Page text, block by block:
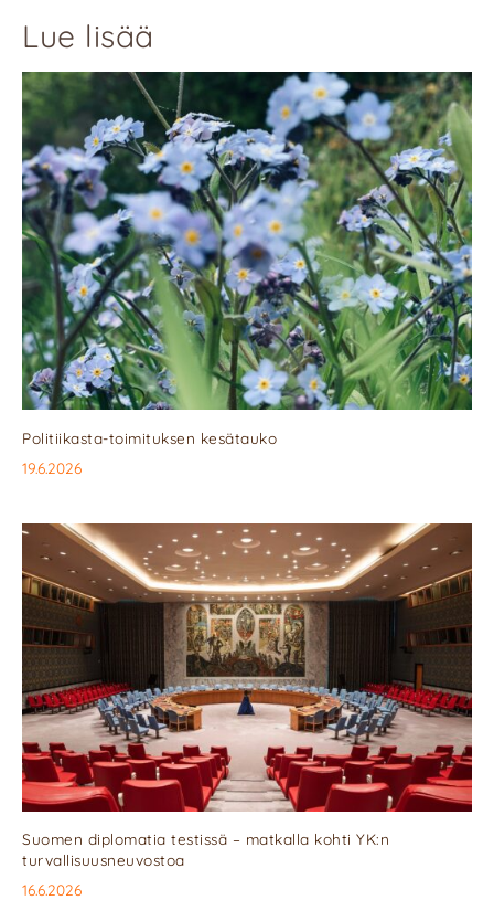
Lue lisää
Politiikasta-toimituksen kesätauko
19.6.2026
Suomen diplomatia testissä – matkalla kohti YK:n
turvallisuusneuvostoa
16.6.2026